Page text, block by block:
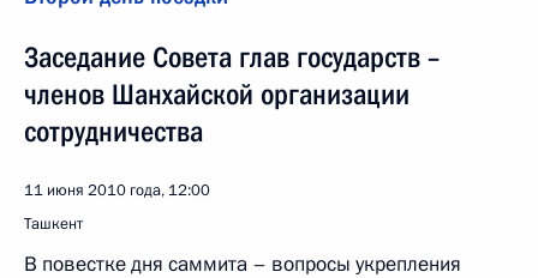
Заседание Совета глав государств –
членов Шанхайской организации
сотрудничества
11 июня 2010 года, 12:00
Ташкент
В повестке дня саммита – вопросы укрепления